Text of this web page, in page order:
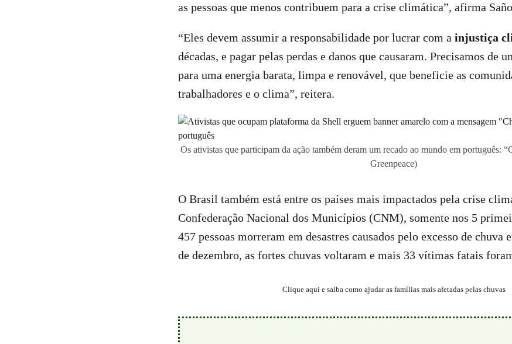
as pessoas que menos contribuem para a crise climática”, afirma
“Eles devem assumir a responsabilidade por lucrar com a injustiça
décadas, e pagar pelas perdas e danos que causaram. Precisamos de
para uma energia barata, limpa e renovável, que beneficie as
trabalhadores e o clima”, reitera.
Os ativistas que participam da ação também deram um recado ao mundo em português:
Greenpeace)
O Brasil também está entre os países mais impactados pela crise
Confederação Nacional dos Municípios (CNM), somente nos 5
457 pessoas morreram em desastres causados pelo excesso de chuva
de dezembro, as fortes chuvas voltaram e mais 33 vítimas fatais
Clique aqui e saiba como ajudar as famílias mais afetadas pelas chuvas